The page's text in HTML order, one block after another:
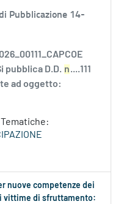
Pubblicazione 14-
pubblica D.D. n....111
ad oggetto:
nuove competenze dei
vittime di sfruttamento: